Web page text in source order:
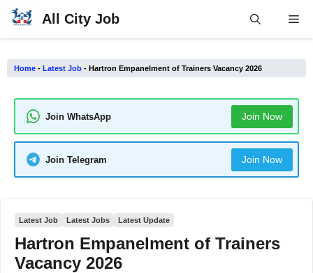
Skip
All City Job
Home - Latest Job - Hartron Empanelment of Trainers Vacancy 2026
Join WhatsApp Join Now
Join Telegram Join Now
Latest Job Latest Jobs Latest Update
Hartron Empanelment of Trainers
Vacancy 2026